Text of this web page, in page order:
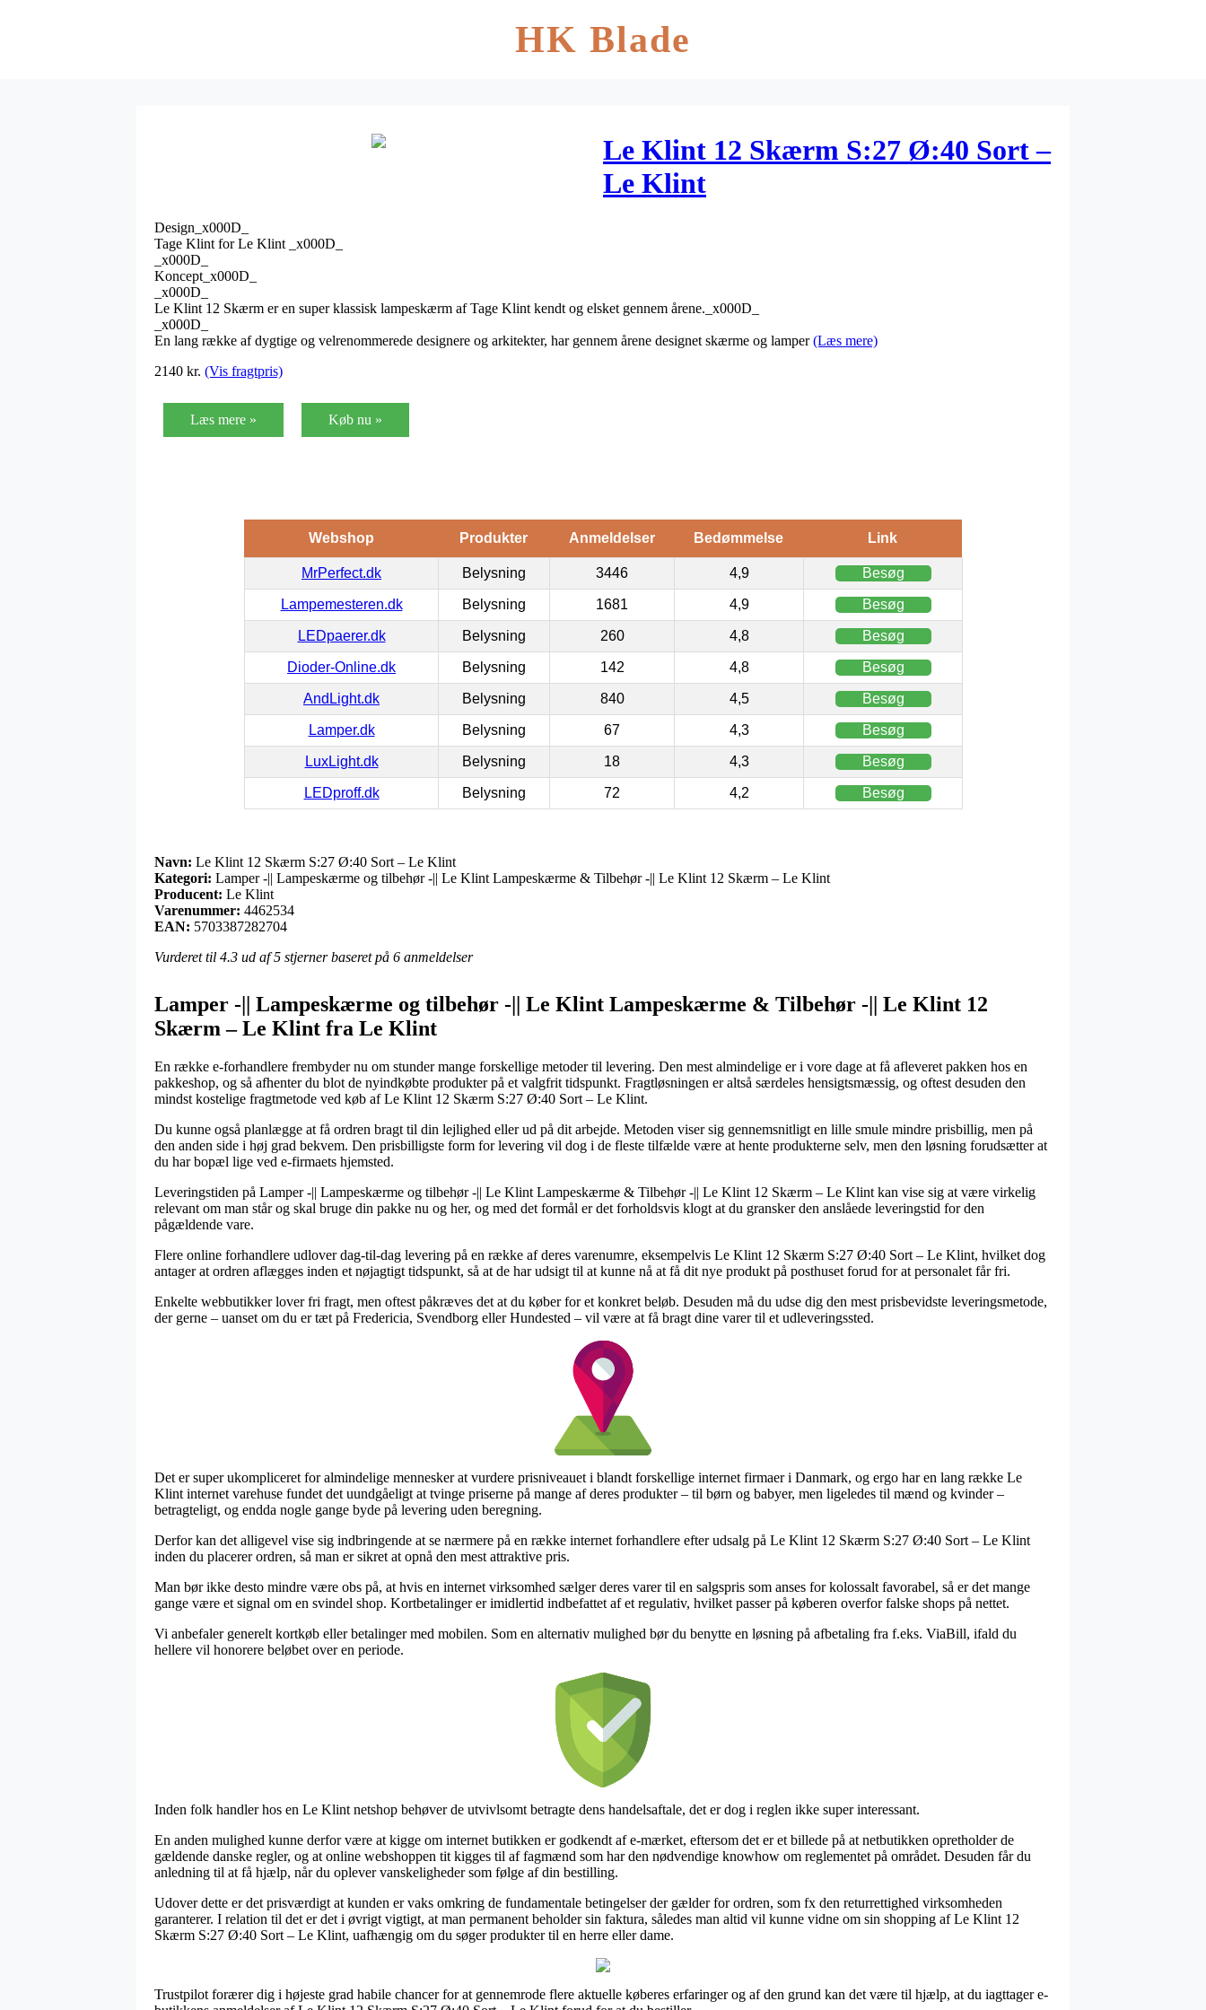
HK Blade
Le Klint 12 Skærm S:27 Ø:40 Sort –
Le Klint
Design_x000D_
Tage Klint for Le Klint _x000D_
_x000D_
Koncept_x000D_
_x000D_
Le Klint 12 Skærm er en super klassisk lampeskærm af Tage Klint kendt og elsket gennem årene._x000D_
_x000D_
En lang række af dygtige og velrenommerede designere og arkitekter, har gennem årene designet skærme og lamper(Læs mere)
2140 kr. (Vis fragtpris)
Læs mere » Køb nu »
Webshop Produkter Anmeldelser Bedømmelse Link
MrPerfect.dk Belysning 3446 4,9 Besøg
Lampemesteren.dk Belysning 1681 4,9 Besøg
LEDpaerer.dk Belysning 260 4,8 Besøg
Dioder-Online.dk Belysning 142 4,8 Besøg
AndLight.dk Belysning 840 4,5 Besøg
Lamper.dk Belysning 67 4,3 Besøg
LuxLight.dk Belysning 18 4,3 Besøg
LEDproff.dk Belysning 72 4,2 Besøg
Navn: Le Klint 12 Skærm S:27 Ø:40 Sort – Le Klint
Kategori: Lamper -|| Lampeskærme og tilbehør -|| Le Klint Lampeskærme & Tilbehør -|| Le Klint 12 Skærm – Le Klint
Producent: Le Klint
Varenummer: 4462534
EAN: 5703387282704
Vurderet til 4.3 ud af 5 stjerner baseret på 6 anmeldelser
Lamper -|| Lampeskærme og tilbehør -|| Le Klint Lampeskærme & Tilbehør -|| Le Klint 12
Skærm – Le Klint fra Le Klint
En række e-forhandlere frembyder nu om stunder mange forskellige metoder til levering. Den mest almindelige er i vore dage at få afleveret pakken hos en
pakkeshop, og så afhenter du blot de nyindkøbte produkter på et valgfrit tidspunkt. Fragtløsningen er altså særdeles hensigtsmæssig, og oftest desuden den
mindst kostelige fragtmetode ved køb af Le Klint 12 Skærm S:27 Ø:40 Sort – Le Klint.
Du kunne også planlægge at få ordren bragt til din lejlighed eller ud på dit arbejde. Metoden viser sig gennemsnitligt en lille smule mindre prisbillig, men på
den anden side i høj grad bekvem. Den prisbilligste form for levering vil dog i de fleste tilfælde være at hente produkterne selv, men den løsning forudsætter at
du har bopæl lige ved e-firmaets hjemsted.
Leveringstiden på Lamper -|| Lampeskærme og tilbehør -|| Le Klint Lampeskærme & Tilbehør -|| Le Klint 12 Skærm – Le Klint kan vise sig at være virkelig
relevant om man står og skal bruge din pakke nu og her, og med det formål er det forholdsvis klogt at du gransker den anslåede leveringstid for den
pågældende vare.
Flere online forhandlere udlover dag-til-dag levering på en række af deres varenumre, eksempelvis Le Klint 12 Skærm S:27 Ø:40 Sort – Le Klint, hvilket dog
antager at ordren aflægges inden et nøjagtigt tidspunkt, så at de har udsigt til at kunne nå at få dit nye produkt på posthuset forud for at personalet får fri.
Enkelte webbutikker lover fri fragt, men oftest påkræves det at du køber for et konkret beløb. Desuden må du udse dig den mest prisbevidste leveringsmetode,
der gerne – uanset om du er tæt på Fredericia, Svendborg eller Hundested – vil være at få bragt dine varer til et udleveringssted.
Det er super ukompliceret for almindelige mennesker at vurdere prisniveauet i blandt forskellige internet firmaer i Danmark, og ergo har en lang række Le
Klint internet varehuse fundet det uundgåeligt at tvinge priserne på mange af deres produkter – til børn og babyer, men ligeledes til mænd og kvinder –
betragteligt, og endda nogle gange byde på levering uden beregning.
Derfor kan det alligevel vise sig indbringende at se nærmere på en række internet forhandlere efter udsalg på Le Klint 12 Skærm S:27 Ø:40 Sort – Le Klint
inden du placerer ordren, så man er sikret at opnå den mest attraktive pris.
Man bør ikke desto mindre være obs på, at hvis en internet virksomhed sælger deres varer til en salgspris som anses for kolossalt favorabel, så er det mange
gange være et signal om en svindel shop. Kortbetalinger er imidlertid indbefattet af et regulativ, hvilket passer på køberen overfor falske shops på nettet.
Vi anbefaler generelt kortkøb eller betalinger med mobilen. Som en alternativ mulighed bør du benytte en løsning på afbetaling fra f.eks. ViaBill, ifald du
hellere vil honorere beløbet over en periode.
Inden folk handler hos en Le Klint netshop behøver de utvivlsomt betragte dens handelsaftale, det er dog i reglen ikke super interessant.
En anden mulighed kunne derfor være at kigge om internet butikken er godkendt af e-mærket, eftersom det er et billede på at netbutikken opretholder de
gældende danske regler, og at online webshoppen tit kigges til af fagmænd som har den nødvendige knowhow om reglementet på området. Desuden får du
anledning til at få hjælp, når du oplever vanskeligheder som følge af din bestilling.
Udover dette er det prisværdigt at kunden er vaks omkring de fundamentale betingelser der gælder for ordren, som fx den returrettighed virksomheden
garanterer. I relation til det er det i øvrigt vigtigt, at man permanent beholder sin faktura, således man altid vil kunne vidne om sin shopping af Le Klint 12
Skærm S:27 Ø:40 Sort – Le Klint, uafhængig om du søger produkter til en herre eller dame.
Trustpilot forærer dig i højeste grad habile chancer for at gennemrode flere aktuelle køberes erfaringer og af den grund kan det være til hjælp, at du iagttager e-